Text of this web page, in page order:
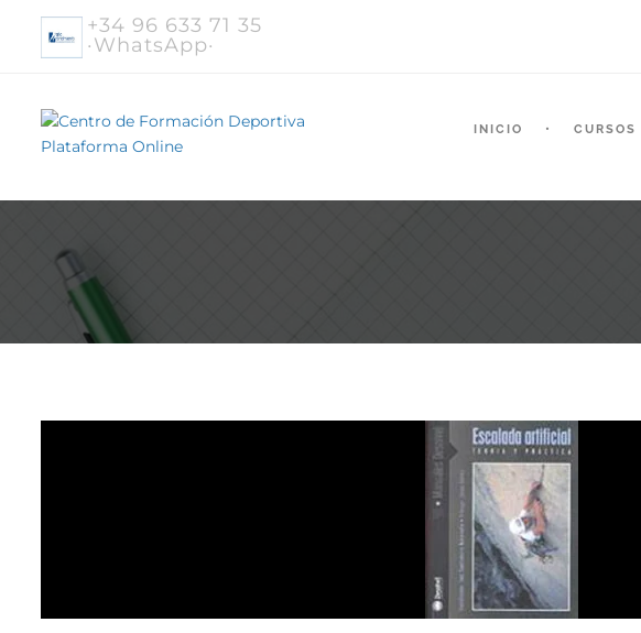
+34 96 633 71 35
·WhatsApp·
INICIO CURSOS